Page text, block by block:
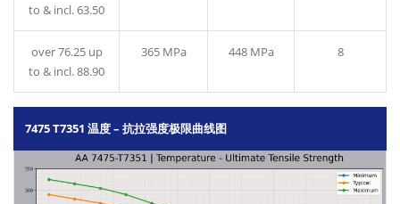
to & incl. 63.50
over 76.25 up
to & incl. 88.90
365 MPa 448 MPa 8
7475 T7351 温度 – 抗拉强度极限曲线图